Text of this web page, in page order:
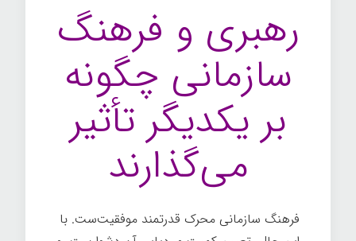
رهبری و فرهنگ
سازمانی چگونه
بر یکدیگر تأثیر
می‌گذارند
فرهنگ سازمانی محرک قدرتمند موفقیت‌ست. با